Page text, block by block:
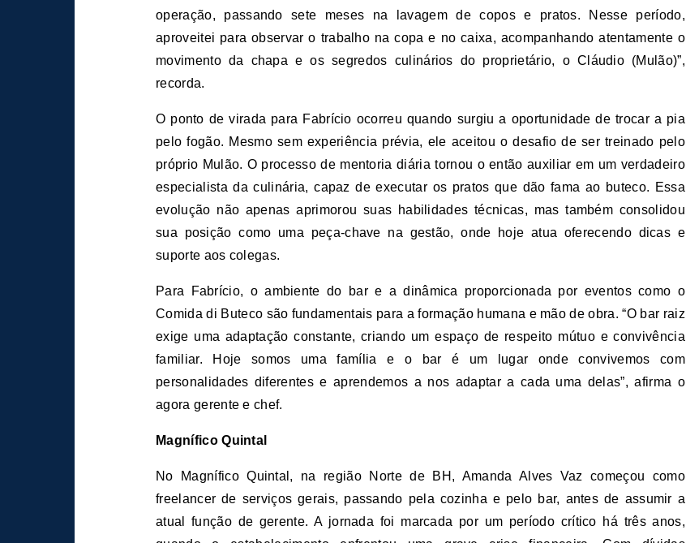
operação, passando sete meses na lavagem de copos e pratos. Nesse período,
aproveitei para observar o trabalho na copa e no caixa, acompanhando atentamente o
movimento da chapa e os segredos culinários do proprietário, o Cláudio (Mulão)”,
recorda.
O ponto de virada para Fabrício ocorreu quando surgiu a oportunidade de trocar a pia
pelo fogão. Mesmo sem experiência prévia, ele aceitou o desafio de ser treinado pelo
próprio Mulão. O processo de mentoria diária tornou o então auxiliar em um verdadeiro
especialista da culinária, capaz de executar os pratos que dão fama ao buteco. Essa
evolução não apenas aprimorou suas habilidades técnicas, mas também consolidou
sua posição como uma peça-chave na gestão, onde hoje atua oferecendo dicas e
suporte aos colegas.
Para Fabrício, o ambiente do bar e a dinâmica proporcionada por eventos como o
Comida di Buteco são fundamentais para a formação humana e mão de obra. “O bar raiz
exige uma adaptação constante, criando um espaço de respeito mútuo e convivência
familiar. Hoje somos uma família e o bar é um lugar onde convivemos com
personalidades diferentes e aprendemos a nos adaptar a cada uma delas”, afirma o
agora gerente e chef.
Magnífico Quintal
No Magnífico Quintal, na região Norte de BH, Amanda Alves Vaz começou como
freelancer de serviços gerais, passando pela cozinha e pelo bar, antes de assumir a
atual função de gerente. A jornada foi marcada por um período crítico há três anos,